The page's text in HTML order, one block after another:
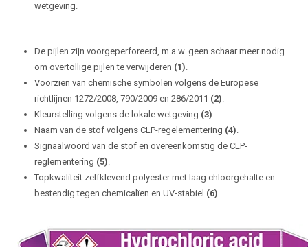
wetgeving.
De pijlen zijn voorgeperforeerd, m.a.w. geen schaar meer nodig
om overtollige pijlen te verwijderen (1).
Voorzien van chemische symbolen volgens de Europese
richtlijnen 1272/2008, 790/2009 en 286/2011 (2).
Kleurstelling volgens de lokale wetgeving (3).
Naam van de stof volgens CLP-regelementering (4).
Signaalwoord van de stof en overeenkomstig de CLP-
reglementering (5).
Topkwaliteit zelfklevend polyester met laag chloorgehalte en
bestendig tegen chemicalïen en UV-stabiel (6).